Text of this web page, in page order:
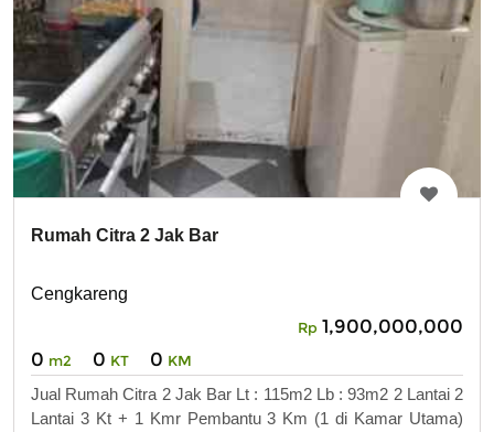
Rumah Citra 2 Jak Bar
Cengkareng
Rp 1,900,000,000
0 m2 0 KT 0 KM
Jual Rumah Citra 2 Jak Bar Lt : 115m2 Lb : 93m2 2 Lantai 2
Lantai 3 Kt + 1 Kmr Pembantu 3 Km (1 di Kamar Utama)